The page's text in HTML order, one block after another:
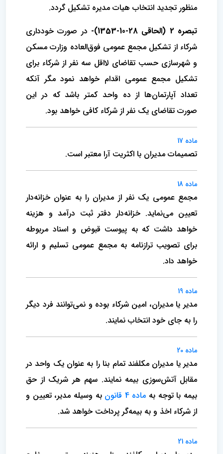
منظور تجدید انتخاب هیات مدیره تشکیل گردد.
تبصره 2 (الحاقی 28-10-1353)-
در صورت خودداری
شرکاء از تشکیل مجمع عمومی فوق‌العاده وزارت مسکن
و شهرسازی حسب تقاضای لااقل سه نفر از شرکاء برای
تشکیل مجمع عمومی اقدام خواهد نمود مگر آنکه
تعداد آپارتمان‌ها از ده واحد کمتر باشد که در این
صورت تقاضای یک نفر از شرکاء کافی خواهد بود.
ماده 17
تصمیمات مدیران با اکثریت آرا معتبر است‌.
ماده 18
مجمع عمومی یک نفر از مدیران را به عنوان خزانه‌دار
تعیین می‌نماید. خزانه‌دار دفتر ثبت درآمد و هزینه
خواهد داشت که به پیوست قبوض و اسناد مربوطه
برای تصویب ترازنامه به مجمع‌ عمومی تسلیم و ارائه
خواهد داد.
ماده 19
مدیر یا مدیران‌، امین شرکاء بوده و نمی‌توانند فرد دیگر
را به جای خود انتخاب نمایند.
ماده 20
مدیر یا مدیران مکلفند تمام بنا را به عنوان یک واحد در
مقابل آتش‌سوزی بیمه نمایند. سهم هر شریک از حق
بیمه با توجه به ماده 4 قانون
به وسیله‌ مدیر، تعیین و
از شرکاء اخذ و به بیمه‌گر پرداخت خواهد شد.
ماده 21